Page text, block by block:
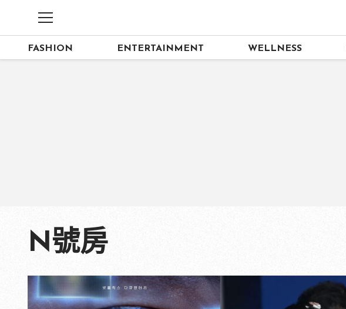
FASHION ENTERTAINMENT WELLNESS
N號房